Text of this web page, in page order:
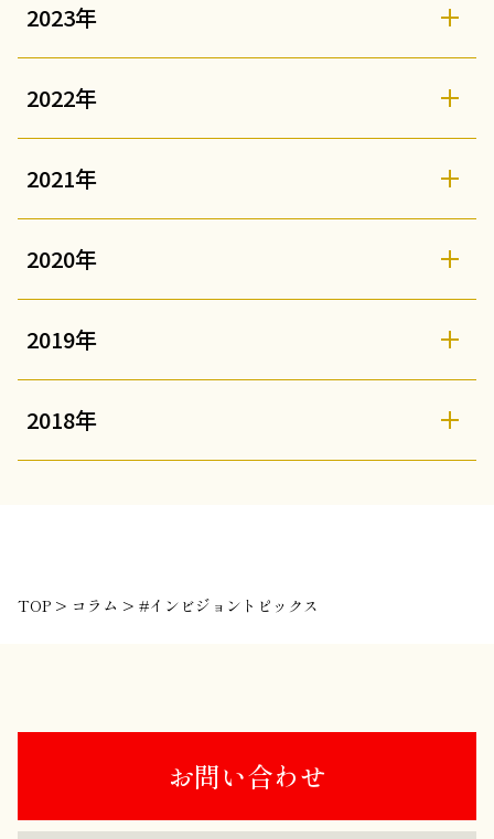
2023年
2022年
2021年
2020年
2019年
2018年
TOP > コラム > #インビジョントピックス
お問い合わせ